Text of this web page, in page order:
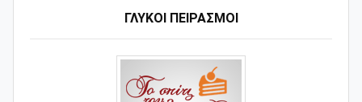
ΓΛΥΚΟΊ ΠΕΙΡΑΣΜΟΊ